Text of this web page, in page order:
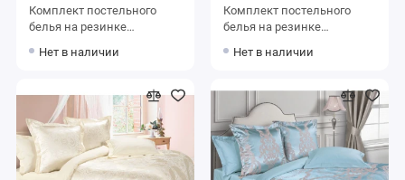
Комплект постельного
белья на резинке
жаккард с наволочками
наволочками 70х70 2 шт
Узор Ecotex
Нет в наличии
Комплект постельного
белья на резинке
жаккард с наволочками
наволочками 70х70 2 шт
Узор Ecotex
Нет в наличии